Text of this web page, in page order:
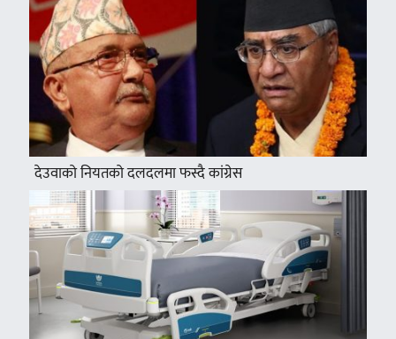
देउवाको नियतको दलदलमा फस्दै कांग्रेस